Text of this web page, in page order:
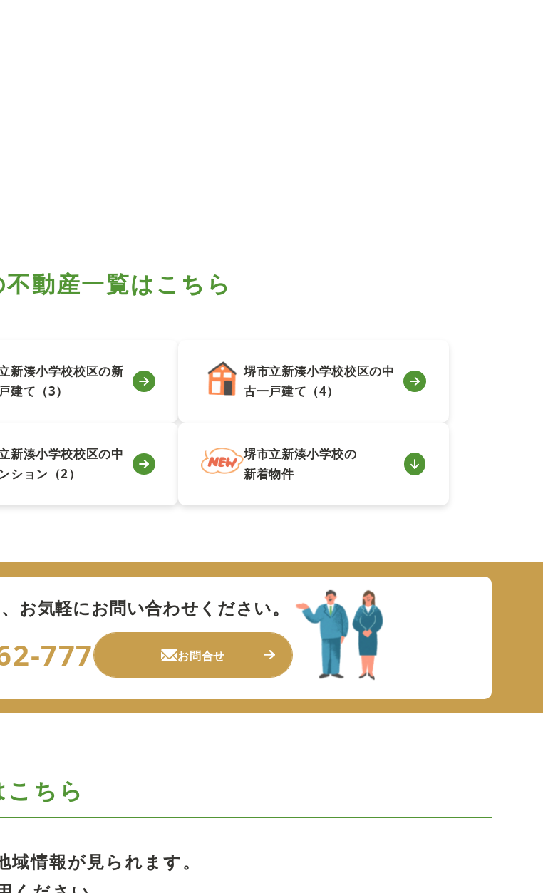
動産一覧はこちら
新湊小学校校区の新
建て（3）
堺市立新湊小学校校区の中
古一戸建て（4）
新湊小学校校区の中
ション（2）
堺市立新湊小学校の
新着物件
お気軽にお問い合わせください。
777 お問合せ
ちら
情報が見られます。